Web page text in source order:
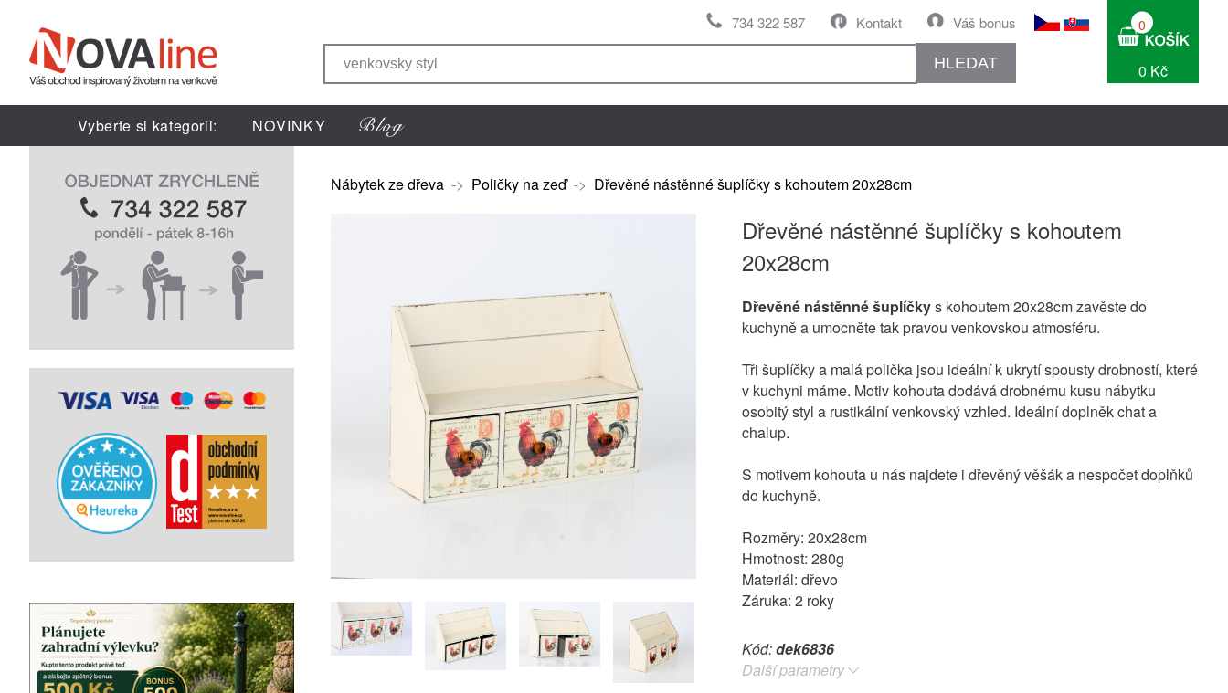
Váš bonus
Kontakt
734 322 587
HLEDAT
0
0 Kč
Vyberte si kategorii: NOVINKY
Nábytek ze dřeva -> Poličky na zeď-> Dřevěné nástěnné šuplíčky s kohoutem 20x28cm
Dřevěné nástěnné šuplíčky s kohoutem
20x28cm
Dřevěné nástěnné šuplíčkys kohoutem 20x28cm zavěste do
kuchyně a umocněte tak pravou venkovskou atmosféru.
Tři šuplíčky a malá polička jsou ideální k ukrytí spousty drobností, které
v kuchyni máme. Motiv kohouta dodává drobnému kusu nábytku
osobitý styl a rustikální venkovský vzhled. Ideální doplněk chat a
chalup.
S motivem kohouta u nás najdete i dřevěný věšák a nespočet doplňků
do kuchyně.
Rozměry: 20x28cm
Hmotnost: 280g
Materiál: dřevo
Záruka: 2 roky
Kód:dek6836
Další parametry